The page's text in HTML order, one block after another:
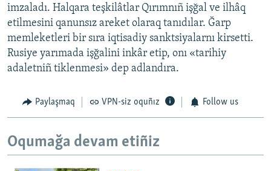
imzaladı. Halqara teşkilâtlar Qırımnıñ işğal ve ilhâq
etilmesini qanunsız areket olaraq tanıdılar. Ğarp
memleketleri bir sıra iqtisadiy sanktsiyalarnı kirsetti.
Rusiye yarımada işğalini inkâr etip, onı «tarihiy
adaletniñ tiklenmesi» dep adlandıra.
Paylaşmaq VPN-siz oquñız Follow us
Oqumağa devam etiñiz